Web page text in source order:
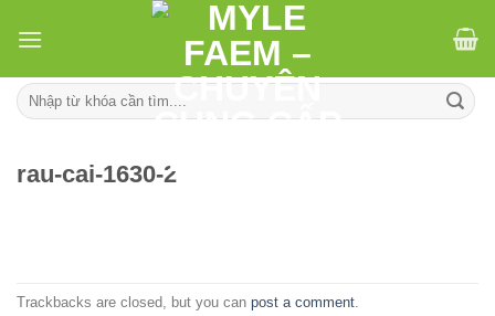
Tìm
kiếm:
rau-cai-1630-2
Trackbacks are closed, but you can post a comment